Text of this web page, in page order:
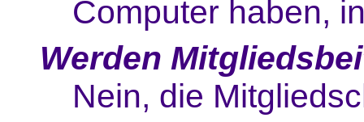
Computer haben,
Werden
Nein, die